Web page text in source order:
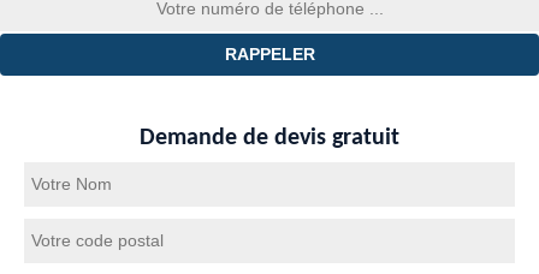
Demande de devis gratuit